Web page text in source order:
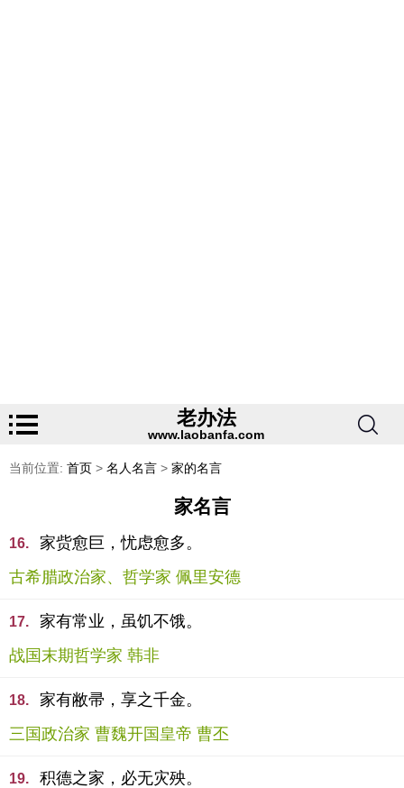
老办法
www.laobanfa.com
当前位置: 首页 > 名人名言 > 家的名言
家名言
16.
家赀愈巨，忧虑愈多。
古希腊政治家、哲学家 佩里安德
17.
家有常业，虽饥不饿。
战国末期哲学家 韩非
18.
家有敝帚，享之千金。
三国政治家 曹魏开国皇帝 曹丕
19.
积德之家，必无灾殃。